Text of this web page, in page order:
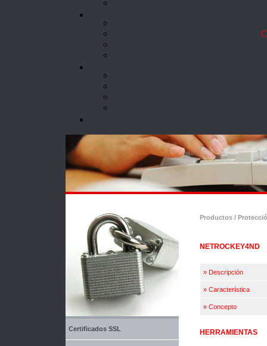
Certificados SSL
Productos /
NETROCKEY4ND
» Descripción
» Característica
» Concepto
HERRAMIENTAS